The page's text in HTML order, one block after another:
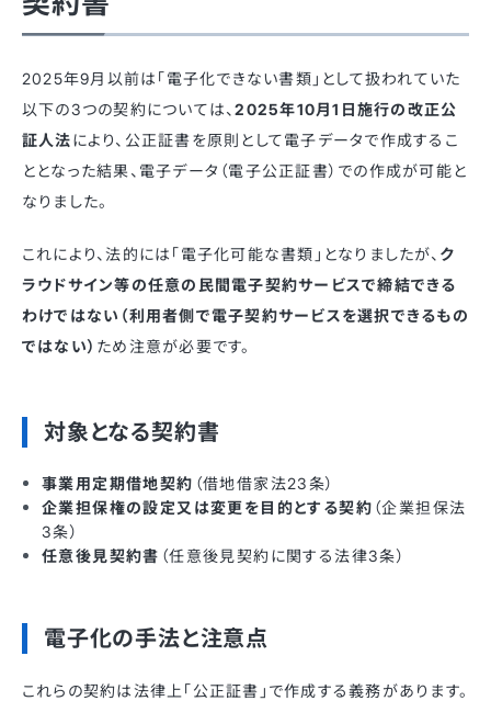
2025年9月以前は「電子化できない書類」として扱われていた
以下の3つの契約については、2025年10月1日施行の改正公
証人法により、公正証書を原則として電子データで作成するこ
ととなった結果、電子データ（電子公正証書）での作成が可能と
なりました。
これにより、法的には「電子化可能な書類」となりましたが、 ク
ラウドサイン等の任意の民間電子契約サービスで締結できる
わけではない（利用者側で電子契約サービスを選択できるもの
ではない） ため注意が必要です。
対象となる契約書
事業用定期借地契約 （借地借家法23条）
企業担保権の設定又は変更を目的とする契約 （企業担保法
3条）
任意後見契約書 （任意後見契約に関する法律3条）
電子化の手法と注意点
これらの契約は法律上「公正証書」で作成する義務があります。